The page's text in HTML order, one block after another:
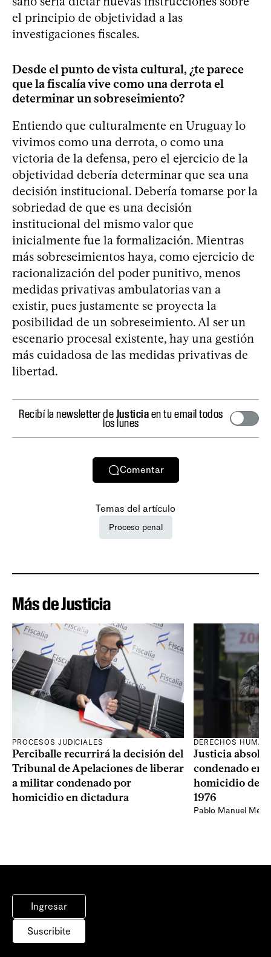
el principio de objetividad a las
investigaciones fiscales.
Desde el punto de vista cultural, ¿te parece
que la fiscalía vive como una derrota el
determinar un sobreseimiento?
Entiendo que culturalmente en Uruguay lo
vivimos como una derrota, o como una
victoria de la defensa, pero el ejercicio de la
objetividad debería determinar que sea una
decisión institucional. Debería tomarse por la
sobriedad de que es una decisión
institucional del mismo valor que
inicialmente fue la formalización. Mientras
más sobreseimientos haya, como ejercicio de
racionalización del poder punitivo, menos
medidas privativas ambulatorias van a
existir, pues justamente se proyecta la
posibilidad de un sobreseimiento. Al ser un
escenario procesal existente, hay una gestión
más cuidadosa de las medidas privativas de
libertad.
Recibí la newsletter deJusticiaen tu email todos
los lunes
Comentar
Temas del artículo
Proceso penal
Más de Justicia
PROCESOS JUDICIALES
Perciballe recurrirá la decisión del
Tribunal de Apelaciones de liberar
a militar condenado por
homicidio en dictadura
DERECHOS
Justicia
condenado en
homicidio de
1976
Pablo Manuel
Ingresar
Suscribite